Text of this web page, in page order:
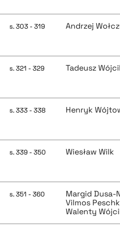
s. 303 - 319 Andrzej
s. 321 - 329 Tadeusz
s. 333 - 338 Henryk
s. 339 - 350 Wiesław Wilk
s. 351 - 360
Margid Dusa-
Vilmos
Walenty